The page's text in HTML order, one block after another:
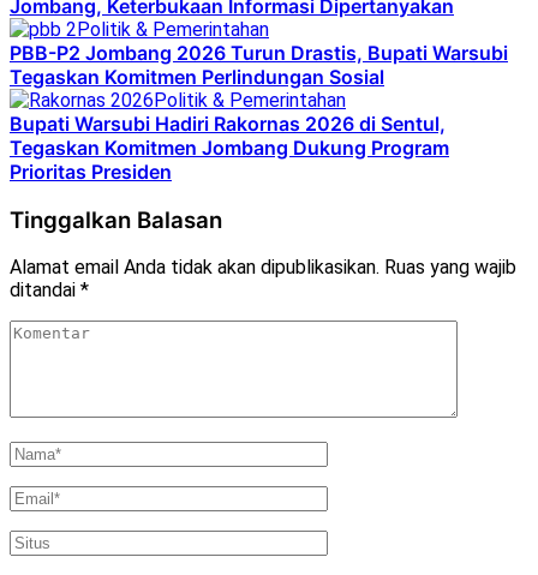
Jombang, Keterbukaan Informasi Dipertanyakan
Politik & Pemerintahan
PBB-P2 Jombang 2026 Turun Drastis, Bupati Warsubi
Tegaskan Komitmen Perlindungan Sosial
Politik & Pemerintahan
Bupati Warsubi Hadiri Rakornas 2026 di Sentul,
Tegaskan Komitmen Jombang Dukung Program
Prioritas Presiden
Tinggalkan Balasan
Alamat email Anda tidak akan dipublikasikan. Ruas yang wajib
ditandai *